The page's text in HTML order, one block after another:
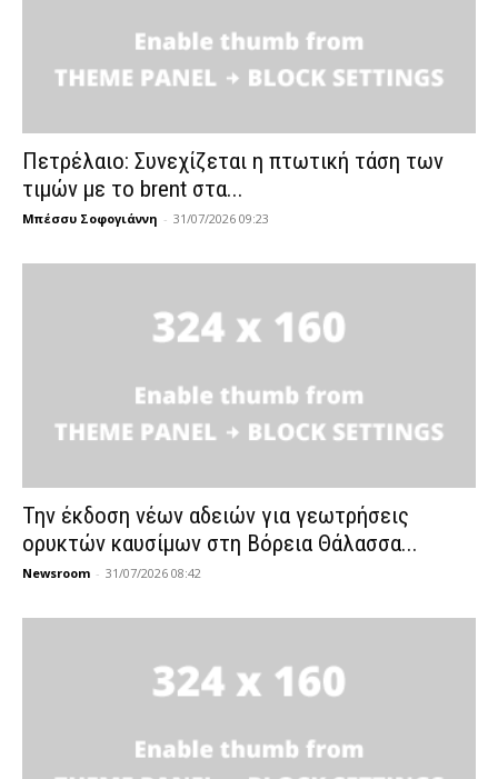
Πετρέλαιο: Συνεχίζεται η πτωτική τάση των
τιμών με το brent στα...
Μπέσσυ Σοφογιάννη - 31/07/2026 09:23
Την έκδοση νέων αδειών για γεωτρήσεις
ορυκτών καυσίμων στη Βόρεια Θάλασσα...
Newsroom - 31/07/2026 08:42